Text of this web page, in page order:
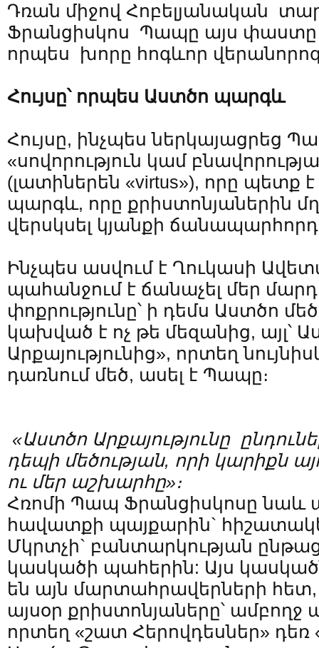
Դռան միջով Հոբելյանական
Ֆրանցիսկոս Պապը այս փաստը
որպես խորը հոգևոր
Հույսը՝որպես Աստծո պարգև
Հույսը, ինչպես ներկայացրեց
«սովորություն կամ
(լատիներեն «virtus»), որը պետք
պարգև, որը քրիստոնյաներին
վերսկսել կյանքի
Ինչպես ասվում է Ղուկասի
պահանջում է ճանաչել մեր
փոքրությունը՝ ի դեմս Աստծո
կախված է ոչ թե մեզանից, այլ՝
Արքայությունից», որտեղ
դառնում մեծ, ասել է Պապը։
«Աստծո Արքայությունը
դեպի մեծության, որի կարիքն
ու մեր աշխարհը»։
Հռոմի Պապ Ֆրանցիսկոսը նաև
հավատքի պայքարին`
Մկրտչի` բանտարկության
կասկածի պահերին: Այս
են այն մարտահրավերների
այսօր քրիստոնյաները՝ ամբողջ
որտեղ «շատ Հերովդեսներ» դեռ